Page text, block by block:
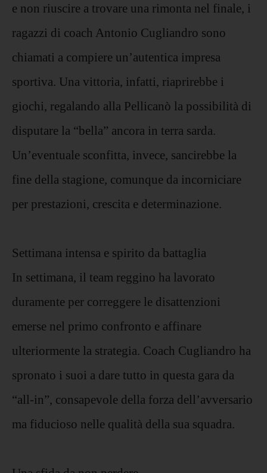
e non riuscire a trovare una rimonta nel finale, i
ragazzi di coach Antonio Cugliandro sono
chiamati a compiere un’autentica impresa
sportiva. Una vittoria, infatti, riaprirebbe i
giochi, regalando alla Pellicanò la possibilità di
disputare la “bella” ancora in terra sarda.
Un’eventuale sconfitta, invece, sancirebbe la
fine della stagione, comunque da incorniciare
per prestazioni, crescita e determinazione.
Settimana intensa e spirito da battaglia
In settimana, il team reggino ha lavorato
duramente per correggere le disattenzioni
emerse nel primo confronto e affinare
ulteriormente la strategia. Coach Cugliandro ha
spronato i suoi a dare tutto in questa gara da
“all-in”, consapevole della forza dell’avversario
ma fiducioso nelle qualità della sua squadra.